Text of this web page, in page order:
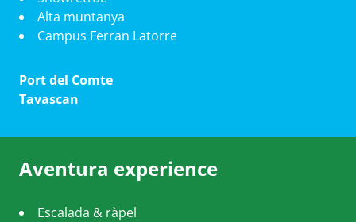
Alta muntanya
Campus Ferran Latorre
Port del Comte
Tavascan
Aventura experience
Escalada & ràpel